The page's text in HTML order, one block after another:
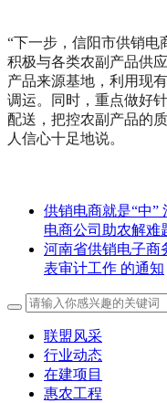
“下一步，信阳市供销电
积极与各类农副产品供
产品来源基地，利用现
调运。同时，重点做好
配送，把控农副产品的
人信心十足地说。
供销电商就是“中”
电商公司助农解难
河南省供销电子商
表审计工作 的通知
联盟风采
行业动态
在建项目
惠农工程